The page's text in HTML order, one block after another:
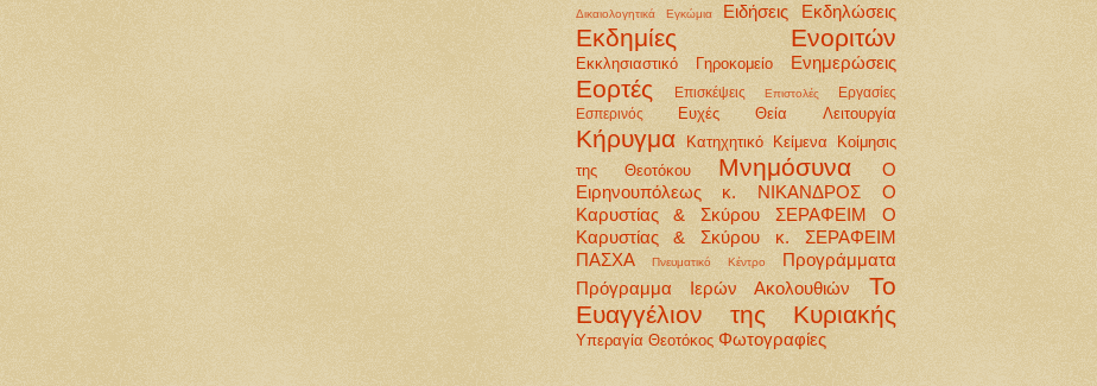
Δικαιολογητικά Εγκώμια Ειδήσεις Εκδηλώσεις
Εκδημίες Ενοριτών
Εκκλησιαστικό Γηροκομείο Ενημερώσεις
Εορτές Επισκέψεις Επιστολές
Εργασίες
Εσπερινός
Ευχές Θεία Λειτουργία
Κήρυγμα Κατηχητικό Κείμενα
Κοίμησις
της Θεοτόκου
Μνημόσυνα
Ο
Ειρηνουπόλεως κ. ΝΙΚΑΝΔΡΟΣ
Ο
Καρυστίας & Σκύρου ΣΕΡΑΦΕΙΜ
Ο
Καρυστίας & Σκύρου κ. ΣΕΡΑΦΕΙΜ
ΠΑΣΧΑ
Πνευματικό Κέντρο
Προγράμματα
Πρόγραμμα Ιερών Ακολουθιών
Το
Ευαγγέλιον της Κυριακής
Υπεραγία Θεοτόκος Φωτογραφίες